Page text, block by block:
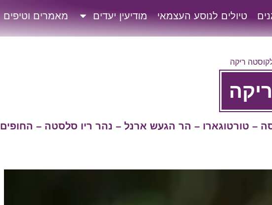
טיולים לנוסע העצמאי מודיעין יעדים מאמרים וטיפים
ריקה
– טורטוגארו – הר הגעש ארנל – נהר ריו סלסטה – החופים